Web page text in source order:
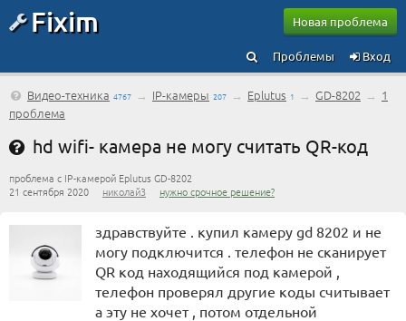
Fixim Новая проблема
Вход
Проблемы
Видео-техника 4767 → IP-камеры 207 → Eplutus 1 → GD-8202 → 1
проблема
hd wifi- камера не могу считать QR-код
проблема с IP-камерой Eplutus GD-8202
21 сентября 2020 николай3 нужно срочное решение?
здравствуйте . купил камеру gd 8202 и не
могу подключится . телефон не сканирует
QR код находящийся под камерой ,
телефон проверял другие коды считывает
а эту не хочет , потом отдельной